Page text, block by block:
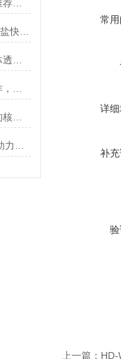
多参数水质重金属检测仪的新款推荐@2022年现货
守护饮水安全的“隐形卫士”—溴酸盐快速检测仪的应用 霍尔德电子
微量馏程测定仪在石油化工领域的核心作用【霍尔德】
常用
详细
补充
验
上一篇： HD-